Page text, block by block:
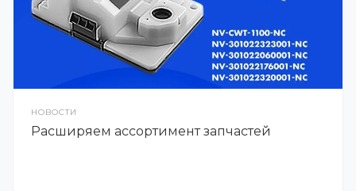
НОВОСТИ
Расширяем ассортимент запчастей